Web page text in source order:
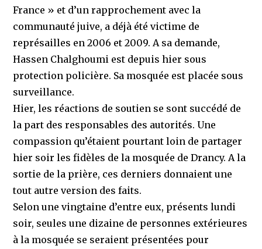
France » et d’un rapprochement avec la
communauté juive, a déjà été victime de
représailles en 2006 et 2009. A sa demande,
Hassen Chalghoumi est depuis hier sous
protection policière. Sa mosquée est placée sous
surveillance.
Hier, les réactions de soutien se sont succédé de
la part des responsables des autorités. Une
compassion qu’étaient pourtant loin de partager
hier soir les fidèles de la mosquée de Drancy. A la
sortie de la prière, ces derniers donnaient une
tout autre version des faits.
Selon une vingtaine d’entre eux, présents lundi
soir, seules une dizaine de personnes extérieures
à la mosquée se seraient présentées pour